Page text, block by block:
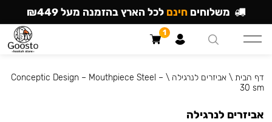
דף הבית \אביזרים לנרגילה \
Conceptic Design – Mouthpiece Steel –
30 sm
אביזרים לנרגילה
משלוחים חינם לכל הארץ בהזמנה מעל ₪449
1